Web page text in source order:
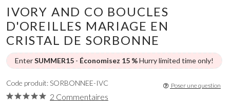
IVORY AND CO BOUCLES
D'OREILLES MARIAGE EN
CRISTAL DE SORBONNE
EnterSUMMER15 - Économisez 15 %Hurry limited time only!
Code produit: SORBONNEE-IVC
2 Commentaires
Poser une question